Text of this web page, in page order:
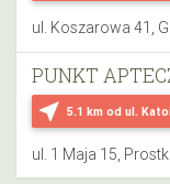
ul. Koszarowa 41,
near_me 5.1 km od ul.
PUNKT
ul. 1 Maja 15, Prostki